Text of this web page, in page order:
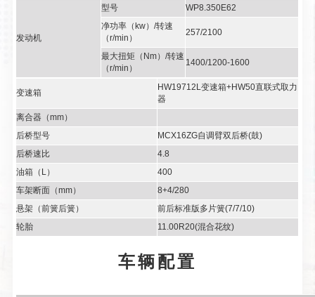
发动机
型号
WP8.350E62
净功率（kw）/转速
（r/min）
257/2100
最大扭矩（Nm）/转速
（r/min）
1400/1200-1600
变速箱
HW19712L变速箱+HW50直联式取力
器
离合器（mm）
后桥型号
MCX16ZG自调臂双后桥(鼓)
后桥速比
4.8
油箱（L）
400
车架断面（mm）
8+4/280
悬架（前簧后簧）
前后标准版多片簧(7/7/10)
轮胎
11.00R20(混合花纹)
车辆配置